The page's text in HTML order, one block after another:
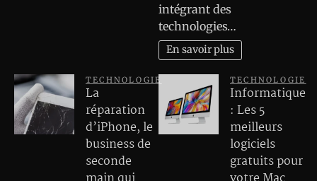
intégrant des
technologies…
En savoir plus
TECHNOLOGIE
La
réparation
d’iPhone, le
business de
seconde
TECHNOLOGIE
Informatique
: Les 5
meilleurs
logiciels
gratuits pour